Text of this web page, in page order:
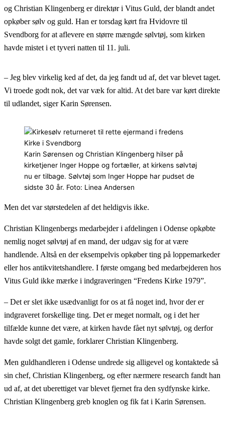
og Christian Klingenberg er direktør i Vitus Guld, der blandt andet
opkøber sølv og guld. Han er torsdag kørt fra Hvidovre til
Svendborg for at aflevere en større mængde sølvtøj, som kirken
havde mistet i et tyveri natten til 11. juli.
– Jeg blev virkelig ked af det, da jeg fandt ud af, det var blevet taget.
Vi troede godt nok, det var væk for altid. At det bare var kørt direkte
til udlandet, siger Karin Sørensen.
Karin Sørensen og Christian Klingenberg hilser på
kirketjener Inger Hoppe og fortæller, at kirkens sølvtøj
nu er tilbage. Sølvtøj som Inger Hoppe har pudset de
sidste 30 år. Foto: Linea Andersen
Men det var størstedelen af det heldigvis ikke.
Christian Klingenbergs medarbejder i afdelingen i Odense opkøbte
nemlig noget sølvtøj af en mand, der udgav sig for at være
handlende. Altså en der eksempelvis opkøber ting på loppemarkeder
eller hos antikvitetshandlere. I første omgang bed medarbejderen hos
Vitus Guld ikke mærke i indgraveringen “Fredens Kirke 1979”.
– Det er slet ikke usædvanligt for os at få noget ind, hvor der er
indgraveret forskellige ting. Det er meget normalt, og i det her
tilfælde kunne det være, at kirken havde fået nyt sølvtøj, og derfor
havde solgt det gamle, forklarer Christian Klingenberg.
Men guldhandleren i Odense undrede sig alligevel og kontaktede så
sin chef, Christian Klingenberg, og efter nærmere research fandt han
ud af, at det uberettiget var blevet fjernet fra den sydfynske kirke.
Christian Klingenberg greb knoglen og fik fat i Karin Sørensen.